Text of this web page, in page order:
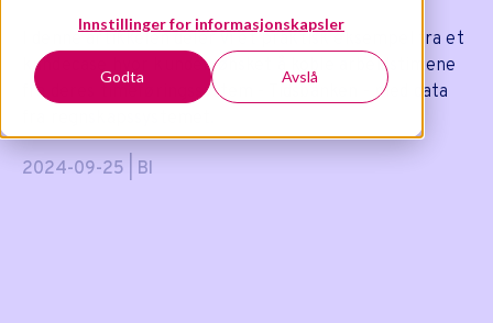
Innstillinger for informasjonskapsler
Godta Avslå
I denne artikkelen deler vi et praktisk eksempel fra et
kundecase hvor kunden ønsket å koble arbeidstimene
fra deres timeføringssystem - Tidsbanken - med data
2024-09-25 | BI